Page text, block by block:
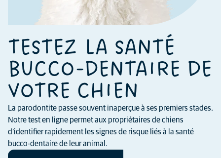
TESTEZ LA SANTÉ
BUCCO-DENTAIRE DE
VOTRE CHIEN
La parodontite passe souvent inaperçue à ses premiers stades.
Notre test en ligne permet aux propriétaires de chiens
d’identifier rapidement les signes de risque liés à la santé
bucco-dentaire de leur animal.